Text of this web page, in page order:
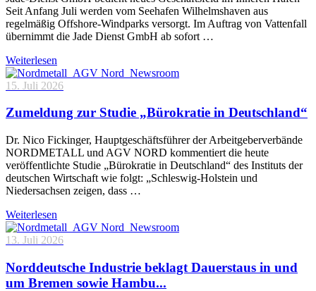
Seit Anfang Juli werden vom Seehafen Wilhelmshaven aus
regelmäßig Offshore-Windparks versorgt. Im Auftrag von Vattenfall
übernimmt die Jade Dienst GmbH ab sofort …
Weiterlesen
15. Juli 2026
Zumeldung zur Studie „Bürokratie in Deutschland“
Dr. Nico Fickinger, Hauptgeschäftsführer der Arbeitgeberverbände
NORDMETALL und AGV NORD kommentiert die heute
veröffentlichte Studie „Bürokratie in Deutschland“ des Instituts der
deutschen Wirtschaft wie folgt: „Schleswig-Holstein und
Niedersachsen zeigen, dass …
Weiterlesen
13. Juli 2026
Norddeutsche Industrie beklagt Dauerstaus in und
um Bremen sowie Hambu...